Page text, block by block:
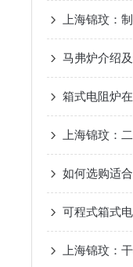
马弗炉介绍
箱式电阻炉
上海锦玟：